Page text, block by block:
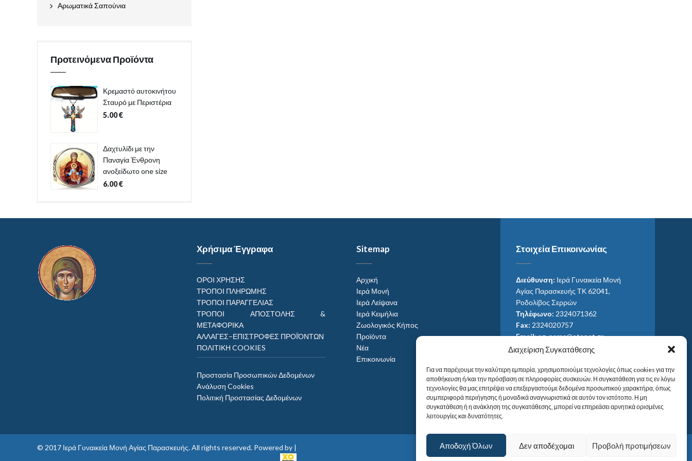
Διαχείριση Συγκατάθεσης
Για να παρέχουμε την καλύτερη εμπειρία, χρησιμοποιούμε τεχνολογίες όπως cookies για την
αποθήκευση ή/και την πρόσβαση σε πληροφορίες συσκευών. Η συγκατάθεση για τις εν λόγω
τεχνολογίες θα μας επιτρέψει να επεξεργαστούμε δεδομένα προσωπικού χαρακτήρα, όπως
συμπεριφορά περιήγησης ή μοναδικά αναγνωριστικά σε αυτόν τον ιστότοπο. Η μη
συγκατάθεση ή η ανάκληση της συγκατάθεσης, μπορεί να επηρεάσει αρνητικά ορισμένες
λειτουργίες και δυνατότητες.
Αποδοχή Όλων Δεν αποδέχομαι Προβολή προτιμήσεων
Αρωματικά Σαπούνια
Προτεινόμενα Προϊόντα
Κρεμαστό αυτοκινήτου
Σταυρό με Περιστέρια
5.00€
Δαχτυλίδι με την
Παναγία Ένθρονη
ανοξείδωτο one size
6.00€
Χρήσιμα Έγγραφα
ΟΡΟΙ ΧΡΗΣΗΣ
ΤΡΟΠΟΙ ΠΛΗΡΩΜΗΣ
ΤΡΟΠΟΙ ΠΑΡΑΓΓΕΛΙΑΣ
ΤΡΟΠΟΙ ΑΠΟΣΤΟΛΗΣ &
ΜΕΤΑΦΟΡΙΚΑ
ΑΛΛΑΓΕΣ–ΕΠΙΣΤΡΟΦΕΣ ΠΡΟΪΌΝΤΩΝ
ΠΟΛΙΤΙΚΗ COOKIES
Προστασία Προσωπικών Δεδομένων
Aνάλυση Cookies
Πολιτική Προστασίας Δεδομένων
Sitemap
Αρχική
Ιερά Μονή
Ιερά Λείψανα
Ιερά Κειμήλια
Ζωολογικός Κήπος
Προϊόντα
Νέα
Επικοινωνία
Στοιχεία Επικοινωνίας
Διεύθυνση: Ιερά Γυναικεία Μονή
Αγίας Παρασκευής ΤΚ 62041,
Ροδολίβος Σερρών
Τηλέφωνο: 2324071362
Fax: 2324020757
Email:ag_paras@otenet.gr
Email:info@im-agparaskevis.gr
Από ανατολή έως και δύση του ηλίου.
© 2017 Ιερά Γυναικεία Μονή Αγίας Παρασκευής. All rights reserved. Powered by |